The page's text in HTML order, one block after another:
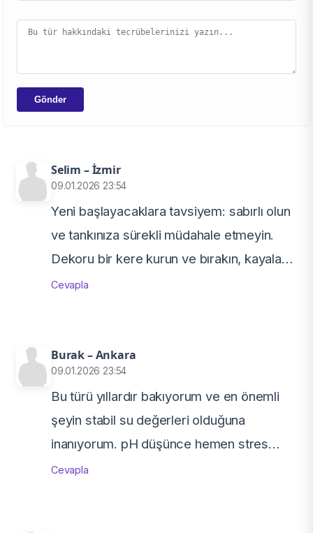
Gönder
Selim – İzmir
09.01.2026 23:54
Yeni başlayacaklara tavsiyem: sabırlı olun
ve tankınıza sürekli müdahale etmeyin.
Dekoru bir kere kurun ve bırakın, kayaları
hareket ettirmek sürü düzenini alt üst
küçük farkı hemen ezilen balık demek.
Doğru kurulumla kesinlikle bakılması
gereken, izlemesi zevkli bir tür.
Cevapla
Burak – Ankara
09.01.2026 23:54
Bu türü yıllardır bakıyorum ve en önemli
şeyin stabil su değerleri olduğuna
inanıyorum. pH düşünce hemen stres
oluyorlar. Haftalık düzenli su değişimi ve
Cevapla